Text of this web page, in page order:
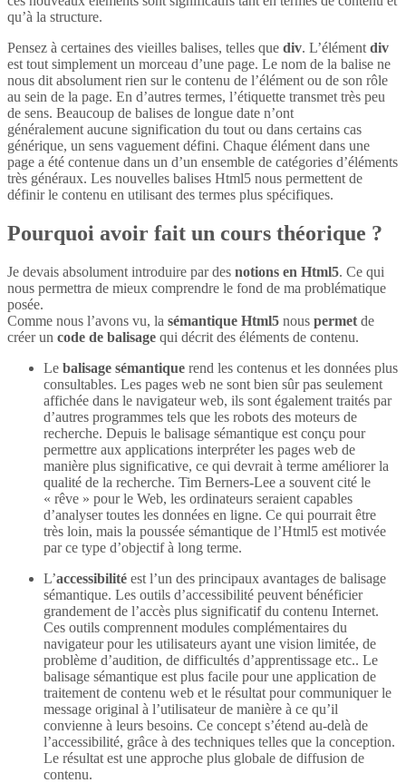
qu’à la structure.
Pensez à certaines des vieilles balises, telles que div. L’élément div
est tout simplement un morceau d’une page. Le nom de la balise ne
nous dit absolument rien sur le contenu de l’élément ou de son rôle
au sein de la page. En d’autres termes, l’étiquette transmet très peu
de sens. Beaucoup de balises de longue date n’ont
généralement aucune signification du tout ou dans certains cas
générique, un sens vaguement défini. Chaque élément dans une
page a été contenue dans un d’un ensemble de catégories d’éléments
très généraux. Les nouvelles balises Html5 nous permettent de
définir le contenu en utilisant des termes plus spécifiques.
Pourquoi avoir fait un cours théorique ?
Je devais absolument introduire par des notions en Html5. Ce qui
nous permettra de mieux comprendre le fond de ma problématique
posée.
Comme nous l’avons vu, la sémantique Html5 nous permet de
créer un code de balisage qui décrit des éléments de contenu.
Le balisage sémantique rend les contenus et les données plus
consultables. Les pages web ne sont bien sûr pas seulement
affichée dans le navigateur web, ils sont également traités par
d’autres programmes tels que les robots des moteurs de
recherche. Depuis le balisage sémantique est conçu pour
permettre aux applications interpréter les pages web de
manière plus significative, ce qui devrait à terme améliorer la
qualité de la recherche. Tim Berners-Lee a souvent cité le
« rêve » pour le Web, les ordinateurs seraient capables
d’analyser toutes les données en ligne. Ce qui pourrait être
très loin, mais la poussée sémantique de l’Html5 est motivée
par ce type d’objectif à long terme.
L’accessibilité est l’un des principaux avantages de balisage
sémantique. Les outils d’accessibilité peuvent bénéficier
grandement de l’accès plus significatif du contenu Internet.
Ces outils comprennent modules complémentaires du
navigateur pour les utilisateurs ayant une vision limitée, de
problème d’audition, de difficultés d’apprentissage etc.. Le
balisage sémantique est plus facile pour une application de
traitement de contenu web et le résultat pour communiquer le
message original à l’utilisateur de manière à ce qu’il
convienne à leurs besoins. Ce concept s’étend au-delà de
l’accessibilité, grâce à des techniques telles que la conception.
Le résultat est une approche plus globale de diffusion de
contenu.